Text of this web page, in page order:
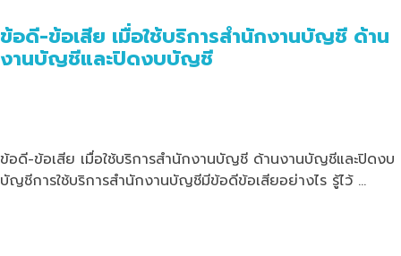
ข้อดี-ข้อเสีย เมื่อใช้บริการสำนักงานบัญชี ด้าน
งานบัญชีและปิดงบบัญชี
ข้อดี-ข้อเสีย เมื่อใช้บริการสำนักงานบัญชี ด้านงานบัญชีและปิดงบ
บัญชีการใช้บริการสำนักงานบัญชีมีข้อดีข้อเสียอย่างไร รู้ไว้ …